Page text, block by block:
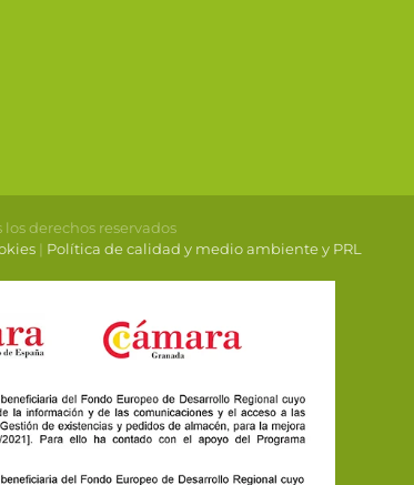
los derechos reservados
| Política de calidad y medio ambiente y PRL